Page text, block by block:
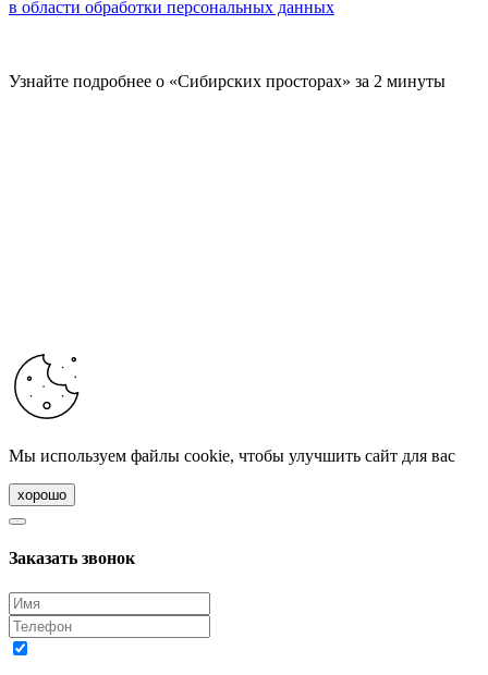
в области обработки персональных данных
Узнайте подробнее о «Сибирских просторах» за 2 минуты
Мы используем файлы cookie, чтобы улучшить сайт для вас
хорошо
Заказать звонок